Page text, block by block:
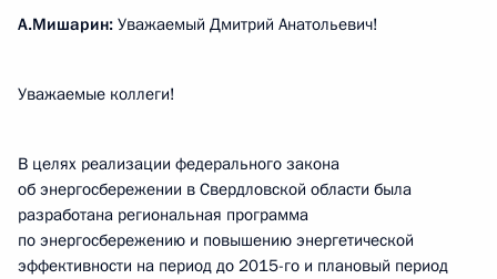
А.Мишарин: Уважаемый Дмитрий Анатольевич!
Уважаемые коллеги!
В целях реализации федерального закона
об энергосбережении в Свердловской области была
разработана региональная программа
по энергосбережению и повышению энергетической
эффективности на период до 2015-го и плановый период